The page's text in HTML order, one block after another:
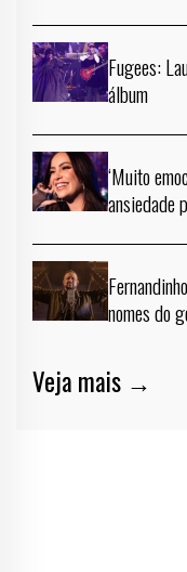
Fugees:
álbum
‘Muito
ansiedade
nomes do
Veja mais →